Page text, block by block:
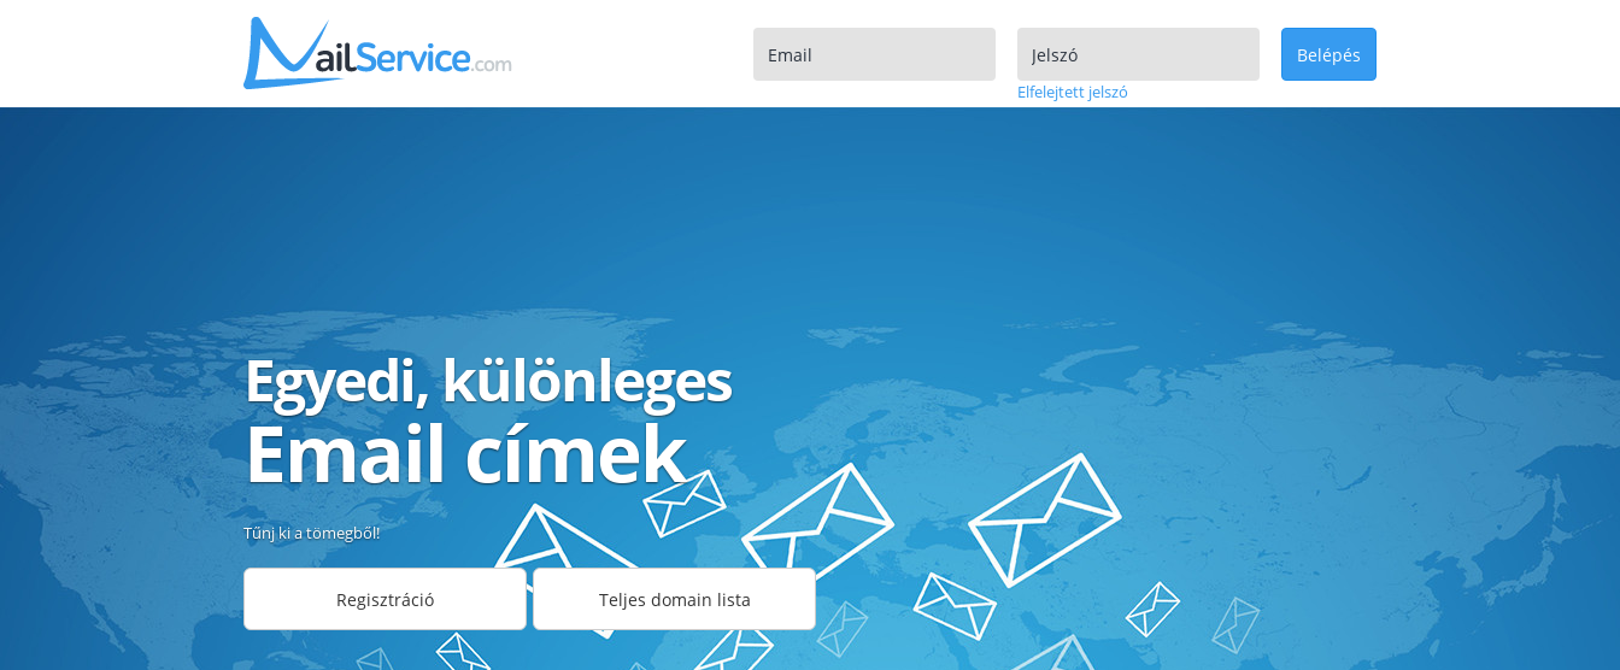
Elfelejtett jelszó
Belépés
Egyedi, különleges
Email címek
Tűnj ki a tömegből!
Regisztráció Teljes domain lista